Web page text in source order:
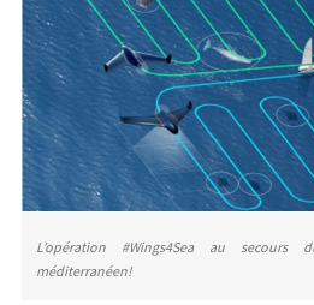
L’opération #Wings4Sea au
méditerranéen!